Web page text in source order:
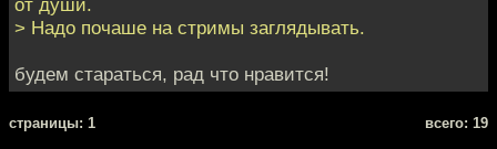
> Надо почаше на стримы заглядывать.
будем стараться, рад что нравится!
cтраницы: 1 всего: 19